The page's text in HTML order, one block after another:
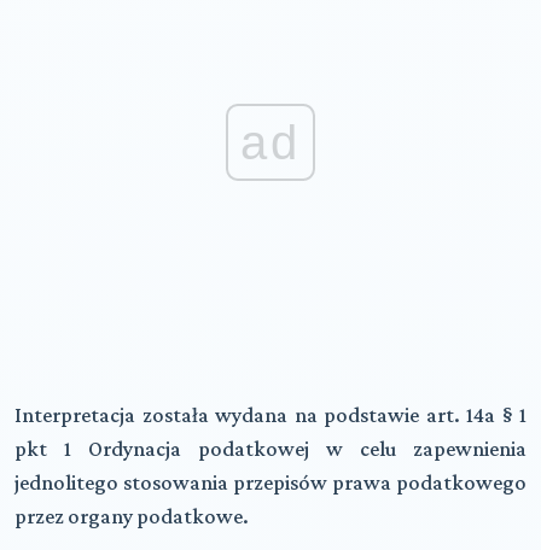
ad
Interpretacja została wydana na podstawie art. 14a § 1
pkt 1 Ordynacja podatkowej w celu zapewnienia
jednolitego stosowania przepisów prawa podatkowego
przez organy podatkowe.